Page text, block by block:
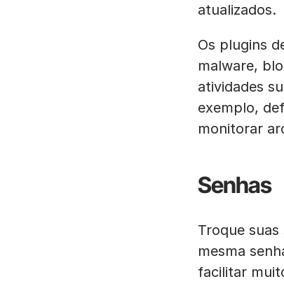
atualizados.
Os plugins
malware,
atividades
exemplo,
monitorar
Senhas
Troque
mesma
facilitar